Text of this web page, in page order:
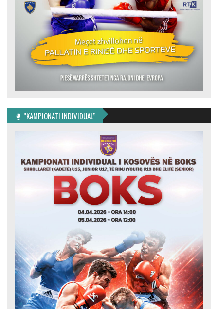
🥊 ”KAMPIONATI INDIVIDUAL”